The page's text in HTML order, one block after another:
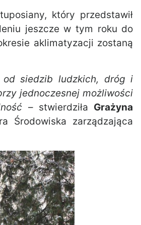
który przedstawił
jeszcze w tym roku do
aklimatyzacji zostaną
od siedzib ludzkich, dróg i
jednoczesnej możliwości
– stwierdziła Grażyna
Środowiska zarządzająca